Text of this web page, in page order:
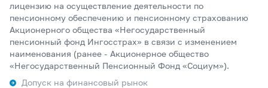
лицензию на осуществление деятельности по
пенсионному обеспечению и пенсионному страхованию
Акционерного общества «Негосударственный
пенсионный фонд Ингосстрах» в связи с изменением
наименования (ранее - Акционерное общество
«Негосударственный Пенсионный Фонд «Социум»).
Допуск на финансовый рынок